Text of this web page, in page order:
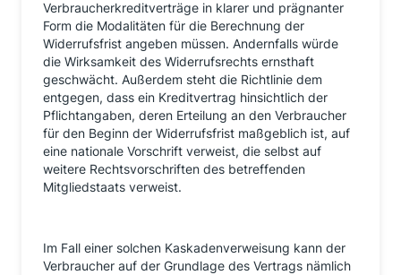
Verbraucherkreditverträge in klarer und prägnanter
Form die Modalitäten für die Berechnung der
Widerrufsfrist angeben müssen. Andernfalls würde
die Wirksamkeit des Widerrufsrechts ernsthaft
geschwächt. Außerdem steht die Richtlinie dem
entgegen, dass ein Kreditvertrag hinsichtlich der
Pflichtangaben, deren Erteilung an den Verbraucher
für den Beginn der Widerrufsfrist maßgeblich ist, auf
eine nationale Vorschrift verweist, die selbst auf
weitere Rechtsvorschriften des betreffenden
Mitgliedstaats verweist.
Im Fall einer solchen Kaskadenverweisung kann der
Verbraucher auf der Grundlage des Vertrags nämlich